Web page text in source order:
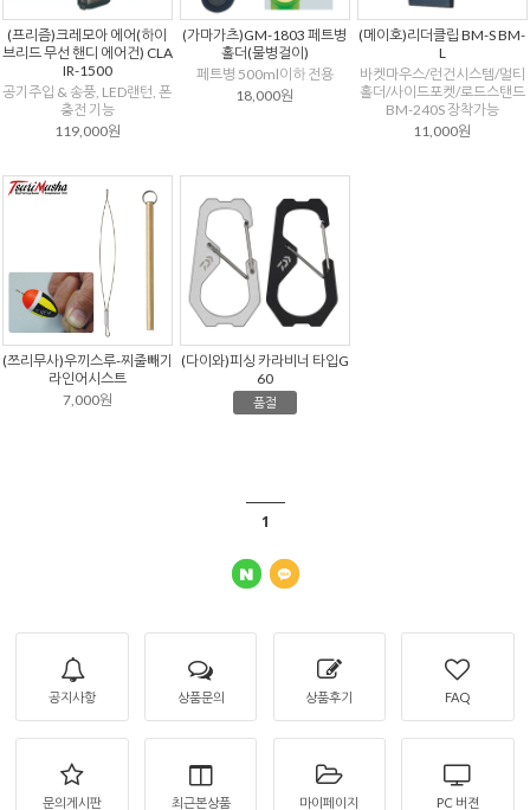
(프리즘)크레모아 에어(하이
브리드 무선 핸디 에어건) CLA
IR-1500
공기주입 & 송풍, LED랜턴, 폰
충전 기능
119,000원
(가마가츠)GM-1803 페트병
홀더(물병걸이)
페트병 500ml이하 전용
18,000원
(메이호)리더클립 BM-S BM-
L
바켓마우스/런건시스템/멀티
홀더/사이드포켓/로드스탠드
BM-240S 장착가능
11,000원
(쯔리무사)우끼스루-찌줄빼기
라인어시스트
7,000원
(다이와)피싱 카라비너 타입G
60
품절
1
공지사항 상품문의 상품후기 FAQ
문의게시판 최근본상품 마이페이지 PC 버젼